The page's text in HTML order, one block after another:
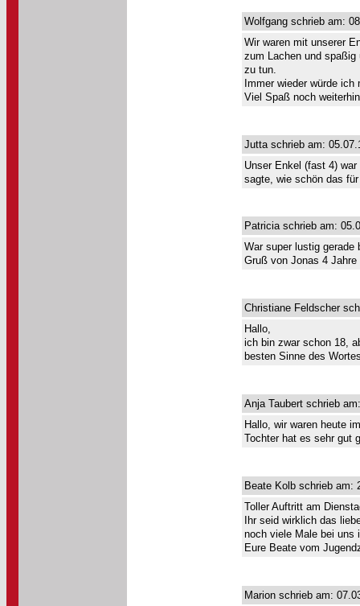
Wolfgang schrieb am:
Wir waren mit unserer
zum Lachen und
zu tun.
Immer wieder würde
Viel Spaß noch
Jutta schrieb am:
Unser Enkel (fast 4)
sagte, wie schön das
Patricia schrieb am:
War super lustig gerade
Gruß von Jonas 4 Jahre
Christiane Feldscher
Hallo,
ich bin zwar schon 18,
besten Sinne des
Anja Taubert schrieb
Hallo, wir waren heute
Tochter hat es sehr gut
Beate Kolb schrieb am:
Toller Auftritt am
Ihr seid wirklich das
noch viele Male bei uns
Eure Beate vom
Marion schrieb am: